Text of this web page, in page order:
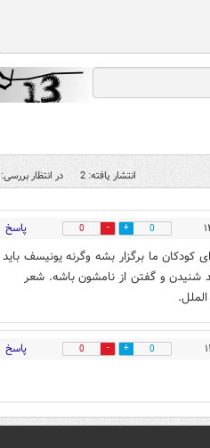
انتشار یافته: 2 در انتظار بررسی: 0
0
0 پاسخ
کودکان ما برگزار بشه وگرنه یونیسف باید
شنیدن و گفتن از نامشون باشه. شعر
0
0 پاسخ